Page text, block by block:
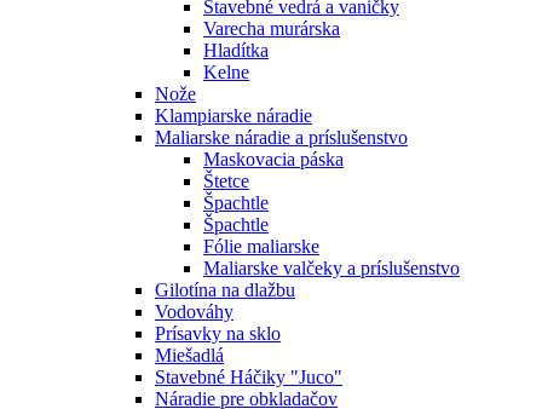
Stavebné vedrá a vaničky
Varecha murárska
Hladítka
Kelne
Nože
Klampiarske náradie
Maliarske náradie a príslušenstvo
Maskovacia páska
Štetce
Špachtle
Špachtle
Fólie maliarske
Maliarske valčeky a príslušenstvo
Gilotína na dlažbu
Vodováhy
Prísavky na sklo
Miešadlá
Stavebné Háčiky "Juco"
Náradie pre obkladačov